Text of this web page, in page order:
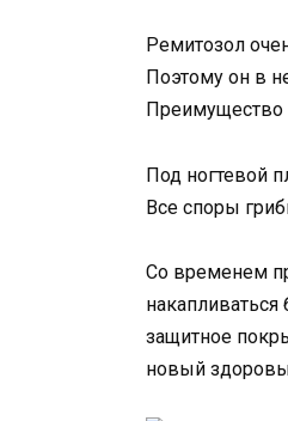
Ремитозол
Поэтому он в
Преимущество
Под ногтевой
Все споры
Со временем
защитное
новый